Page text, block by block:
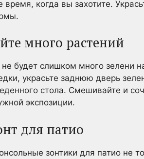
время, когда вы захотите.
много растений
не будет слишком много зелени
украсьте заднюю дверь
стола. Смешивайте и
экспозиции.
для патио
зонтики для патио не